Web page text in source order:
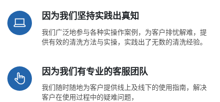
因为我们坚持实践出真知
我们广泛地参与各种实操作案例，为客户排忧解难，提
供有效的清洗方法与实操，实践出了无数的清洗经验。
因为我们有专业的客服团队
我们随时随地为客户提供线上及线下的使用指南，解决
客户在使用过程中的疑难问题，